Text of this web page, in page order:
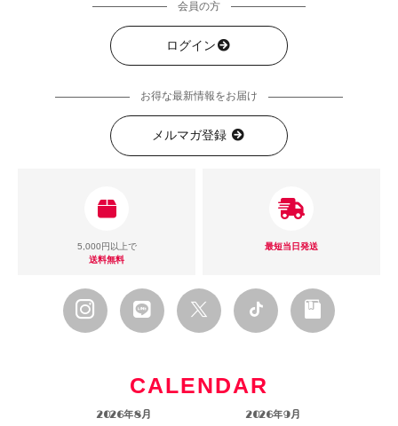
会員の方
ログイン
お得な最新情報をお届け
メルマガ登録
5,000円以上で
送料無料
最短当日発送
CALENDAR
2026年8月 2026年9月